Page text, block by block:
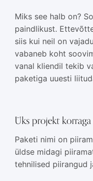
Miks see halb on?
paindlikust.
siis kui neil on
vabaneb koht
vanal kliendil tekib
paketiga uuesti
Üks projekt
Paketi nimi on
üldse midagi
tehnilised piirangud